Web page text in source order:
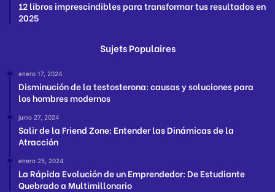
12 libros imprescindibles para transformar tus resultados en
2025
Sujets Populaires
enero 17, 2024
Disminución de la testosterona: causas y soluciones para
los hombres modernos
junio 27, 2024
Salir de la Friend Zone: Entender las Dinámicas de la
Atracción
enero 25, 2024
La Rápida Evolución de un Emprendedor: De Estudiante
Quebrado a Multimillonario